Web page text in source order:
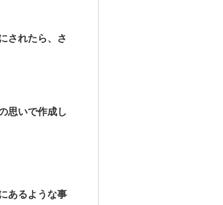
されたら、さ
思いで作成し
あるような事